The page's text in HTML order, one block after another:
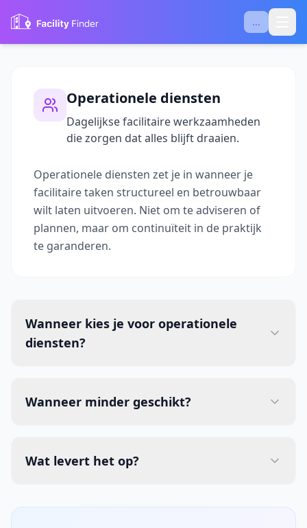
...
Operationele diensten
Dagelijkse facilitaire werkzaamheden
die zorgen dat alles blijft draaien.
Operationele diensten zet je in wanneer je
facilitaire taken structureel en betrouwbaar
wilt laten uitvoeren. Niet om te adviseren of
plannen, maar om continuïteit in de praktijk
te garanderen.
Wanneer kies je voor operationele
diensten?
Wanneer minder geschikt?
Wat levert het op?